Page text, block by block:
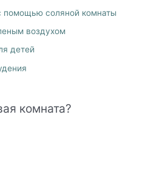
помощью соляной комнаты
воздухом
детей
комната?